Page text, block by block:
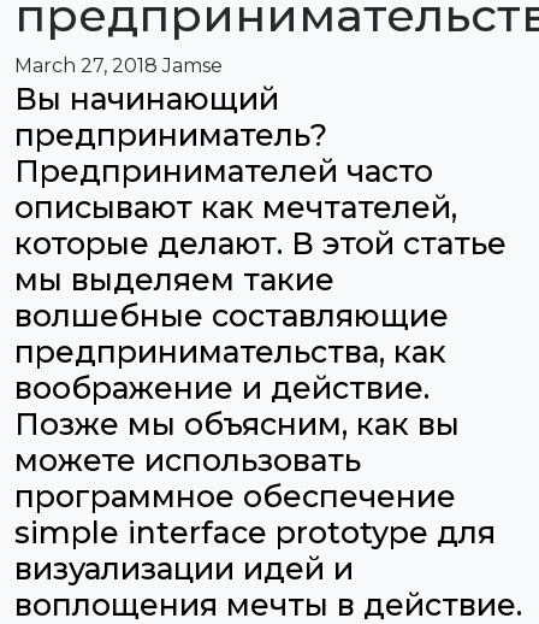
March 27, 2018 Jamse
Вы начинающий
предприниматель?
Предпринимателей часто
описывают как мечтателей,
которые делают. В этой статье
мы выделяем такие
волшебные составляющие
предпринимательства, как
воображение и действие.
Позже мы объясним, как вы
можете использовать
программное обеспечение
simple interface prototype для
визуализации идей и
воплощения мечты в действие.